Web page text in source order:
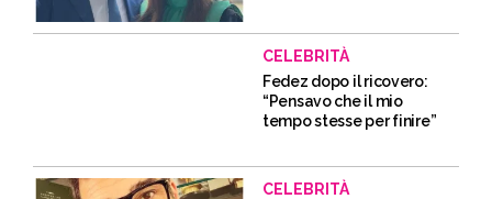
CELEBRITÀ
Fedez dopo il ricovero:
“Pensavo che il mio
tempo stesse per finire”
CELEBRITÀ